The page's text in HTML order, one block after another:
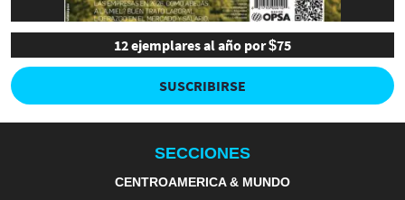
12 ejemplares al año por $75
SUSCRIBIRSE
SECCIONES
CENTROAMERICA & MUNDO